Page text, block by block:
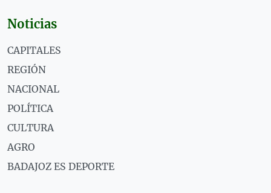
Noticias
CAPITALES
REGIÓN
NACIONAL
POLÍTICA
CULTURA
AGRO
BADAJOZ ES DEPORTE